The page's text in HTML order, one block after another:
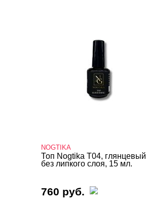
NOGTIKA
Топ Nogtika T04, глянцевый
без липкого слоя, 15 мл.
760 руб.